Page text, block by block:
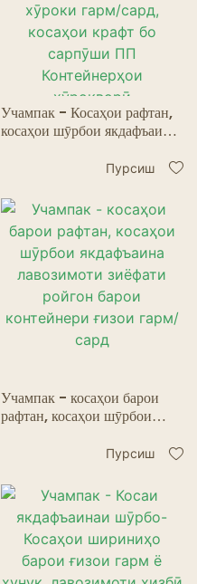
Учампак - Косаҳои рафтан,
косаҳои шӯрбои якдафъаина
барои хӯроки гарм/сард,
ПП Контейнерҳои
хӯрокворӣ
Пурсиш
Учампак - косаҳои барои
рафтан, косаҳои шӯрбои
зиёфати ройгон барои
Пурсиш